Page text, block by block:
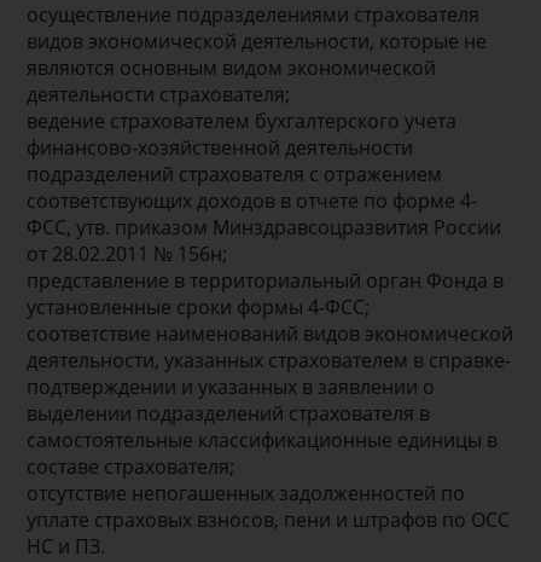
осуществление подразделениями страхователя
видов экономической деятельности, которые не
являются основным видом экономической
деятельности страхователя;
ведение страхователем бухгалтерского учета
финансово-хозяйственной деятельности
подразделений страхователя с отражением
соответствующих доходов в отчете по форме 4-
ФСС, утв. приказом Минздравсоцразвития России
от 28.02.2011 № 156н;
представление в территориальный орган Фонда в
установленные сроки формы 4-ФСС;
соответствие наименований видов экономической
деятельности, указанных страхователем в справке-
подтверждении и указанных в заявлении о
выделении подразделений страхователя в
самостоятельные классификационные единицы в
составе страхователя;
отсутствие непогашенных задолженностей по
уплате страховых взносов, пени и штрафов по ОСС
НС и ПЗ.